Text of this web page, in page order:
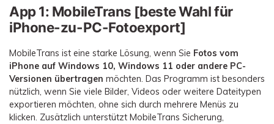
App 1: MobileTrans [beste Wahl für
iPhone-zu-PC-Fotoexport]
MobileTrans ist eine starke Lösung, wenn Sie Fotos vom
iPhone auf Windows 10, Windows 11 oder andere PC-
Versionen übertragen möchten. Das Programm ist besonders
nützlich, wenn Sie viele Bilder, Videos oder weitere Dateitypen
exportieren möchten, ohne sich durch mehrere Menüs zu
klicken. Zusätzlich unterstützt MobileTrans Sicherung,